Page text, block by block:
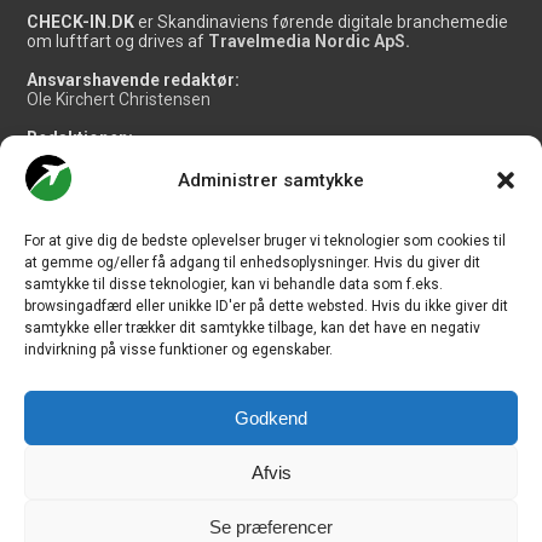
Administrer samtykke
For at give dig de bedste oplevelser bruger vi teknologier som cookies til
at gemme og/eller få adgang til enhedsoplysninger. Hvis du giver dit
samtykke til disse teknologier, kan vi behandle data som f.eks.
browsingadfærd eller unikke ID'er på dette websted. Hvis du ikke giver dit
samtykke eller trækker dit samtykke tilbage, kan det have en negativ
indvirkning på visse funktioner og egenskaber.
Godkend
Afvis
Se præferencer
CHECK-IN.DK er Skandinaviens førende digitale branchemedie
om luftfart og drives af Travelmedia Nordic ApS.
Ansvarshavende redaktør:
Ole Kirchert Christensen
Redaktionen:
Christian Granhøj Skouboe
Henrik Baumgarten
Danny Longhi Andreasen
Salg og jobannoncer:
salg@travelmedianordic.com
Vi tager ansvar for indholdet og er tilmeldt